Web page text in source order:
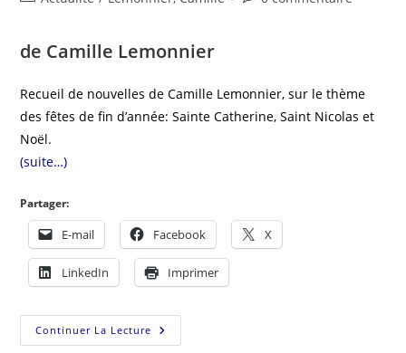
de Camille Lemonnier
Recueil de nouvelles de Camille Lemonnier, sur le thème
des fêtes de fin d’année: Sainte Catherine, Saint Nicolas et
Noël.
(suite…)
Partager:
E-mail Facebook X
LinkedIn Imprimer
Continuer La Lecture